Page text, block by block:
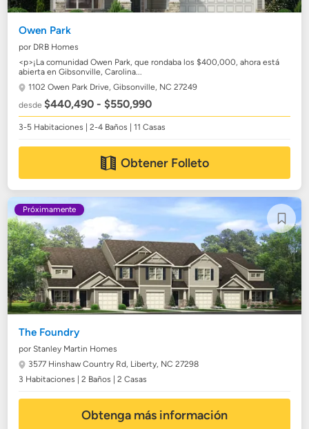
Owen Park
por DRB Homes
<p>¡La comunidad Owen Park, que rondaba los $400,000, ahora está
abierta en Gibsonville, Carolina...
1102 Owen Park Drive,Gibsonville, NC 27249
desde$440,490 - $550,990
3-5 Habitaciones | 2-4 Baños | 11 Casas
Obtener Folleto
Próximamente
The Foundry
por Stanley Martin Homes
3577 Hinshaw Country Rd, Liberty, NC 27298
3 Habitaciones | 2 Baños | 2 Casas
Obtenga más información